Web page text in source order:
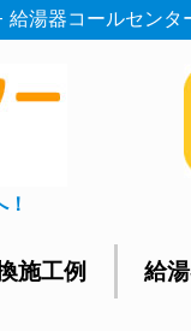
湯器コールセンタ
施工例 給